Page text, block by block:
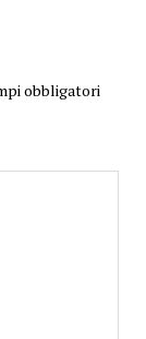
obbligatori